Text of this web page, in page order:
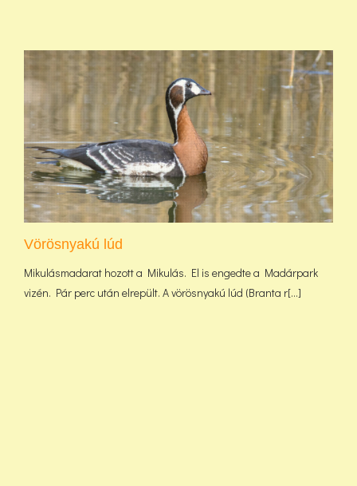
Vörösnyakú lúd
Mikulásmadarat hozott a Mikulás. El is engedte a Madárpark
vizén. Pár perc után elrepült. A vörösnyakú lúd (Branta r[...]